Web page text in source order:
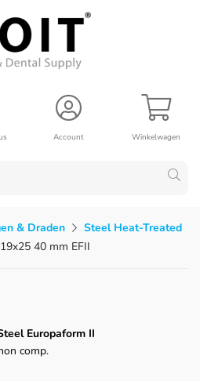
Winkelwagen
Account
& Draden
Steel Heat-Treated
40 mm EFII
Europaform II
comp.